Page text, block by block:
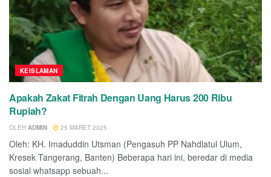
KEISLAMAN
Apakah Zakat Fitrah Dengan Uang Harus 200 Ribu
Rupiah?
OLEH ADMIN 25 MARET 2025
Oleh: KH. Imaduddin Utsman (Pengasuh PP Nahdlatul Ulum,
Kresek Tangerang, Banten) Beberapa hari ini, beredar di media
sosial whatsapp sebuah...